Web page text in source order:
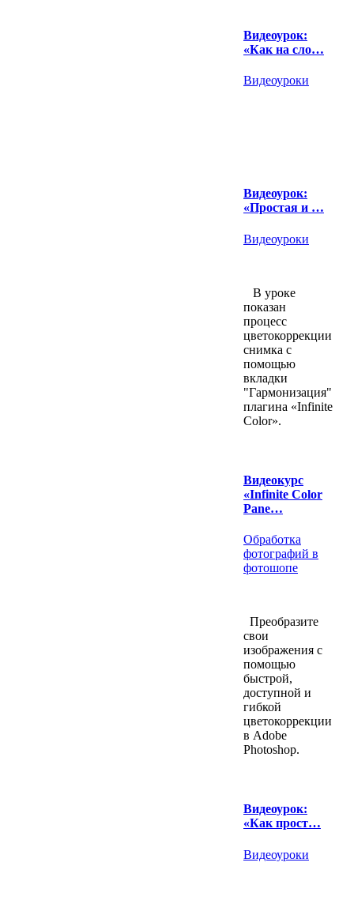
Видеоурок:
«Как на сло…
Видеоуроки
Видеоурок:
«Простая и …
Видеоуроки
В уроке
показан
процесс
цветокоррекции
снимка с
помощью
вкладки
"Гармонизация"
плагина «Infinite
Color».
Видеокурс
«Infinite Color
Pane…
Обработка
фотографий в
фотошопе
Преобразите
свои
изображения с
помощью
быстрой,
доступной и
гибкой
цветокоррекции
в Adobe
Photoshop.
Видеоурок:
«Как прост…
Видеоуроки